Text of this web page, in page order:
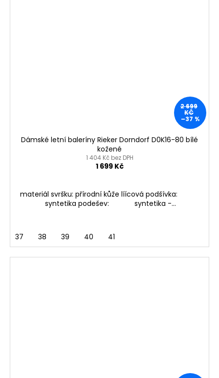
2 699
KČ
–37 %
Dámské letní baleríny Rieker Dorndorf D0K16-80 bílé
kožené
1 404 Kč bez DPH
1 699 Kč
materiál svršku: přírodní kůže líícová podšívka:
syntetika podešev: syntetika -...
37 38 39 40 41